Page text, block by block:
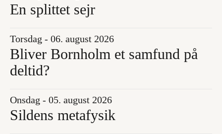
Søg
Min side
Log ind
En splittet sejr
Torsdag - 06. august 2026
Bliver Bornholm et samfund på
deltid?
Onsdag - 05. august 2026
Sildens metafysik